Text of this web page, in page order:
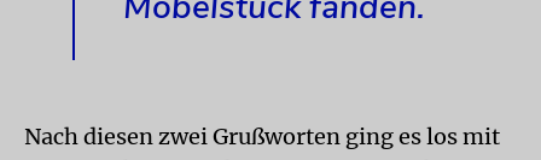
Nach diesen zwei Grußworten ging es los mit